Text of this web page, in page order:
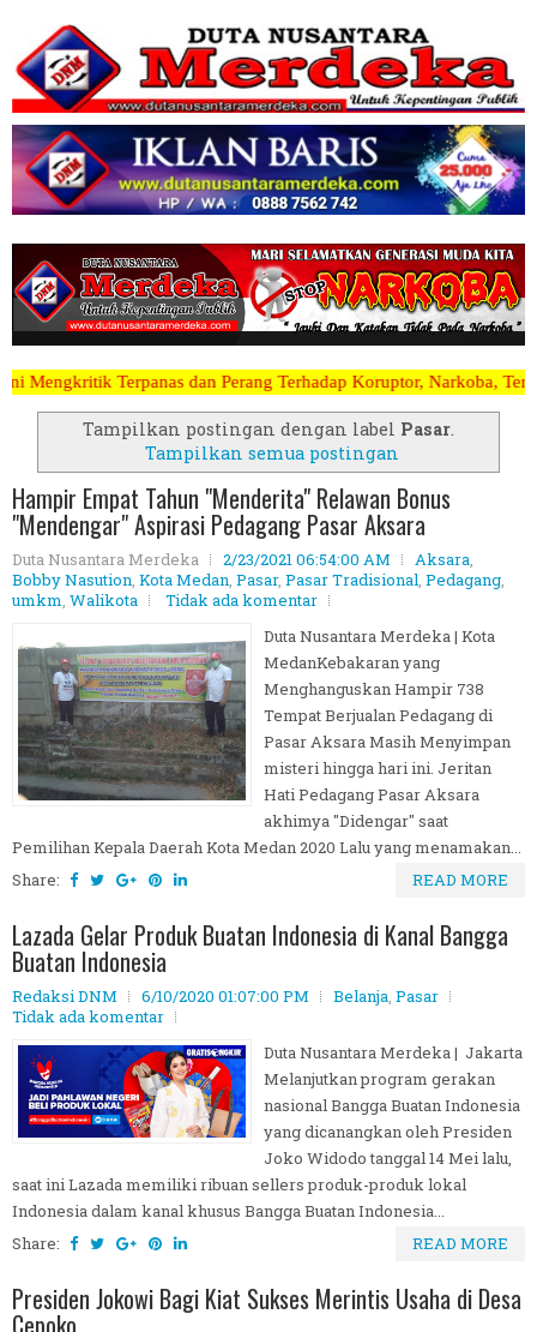
Terhadap Koruptor, Narkoba, Teroris Musuh Rakyat
Tampilkan postingan dengan label Pasar
Tampilkan semua postingan
Hampir Empat Tahun "Menderita" Relawan Bonus
"Mendengar" Aspirasi Pedagang Pasar Aksara
Duta Nusantara Merdeka 2/23/2021 06:54:00 AM Aksara,
Bobby Nasution, Kota Medan, Pasar, Pasar Tradisional, Pedagang,
umkm, Walikota
Tidak ada komentar
Duta Nusantara Merdeka | Kota
MedanKebakaran yang
Menghanguskan Hampir 738
Tempat Berjualan Pedagang di
Pasar Aksara Masih Menyimpan
misteri hingga hari ini. Jeritan
Hati Pedagang Pasar Aksara
akhimya "Didengar" saat
Pemilihan Kepala Daerah Kota Medan 2020 Lalu yang menamakan...
Share:
READ MORE
Lazada Gelar Produk Buatan Indonesia di Kanal Bangga
Buatan Indonesia
Redaksi DNM 6/10/2020 01:07:00 PM Belanja, Pasar
Tidak ada komentar
Duta Nusantara Merdeka | Jakarta
Melanjutkan program gerakan
nasional Bangga Buatan Indonesia
yang dicanangkan oleh Presiden
Joko Widodo tanggal 14 Mei lalu,
saat ini Lazada memiliki ribuan sellers produk-produk lokal
Indonesia dalam kanal khusus Bangga Buatan Indonesia...
Share:
READ MORE
Presiden Jokowi Bagi Kiat Sukses Merintis Usaha di Desa
Cepoko